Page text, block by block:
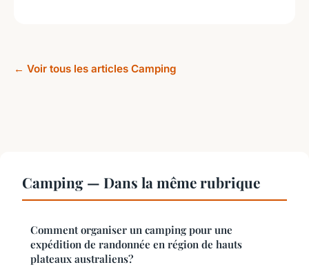
← Voir tous les articles Camping
Camping — Dans la même rubrique
Comment organiser un camping pour une
expédition de randonnée en région de hauts
plateaux australiens?